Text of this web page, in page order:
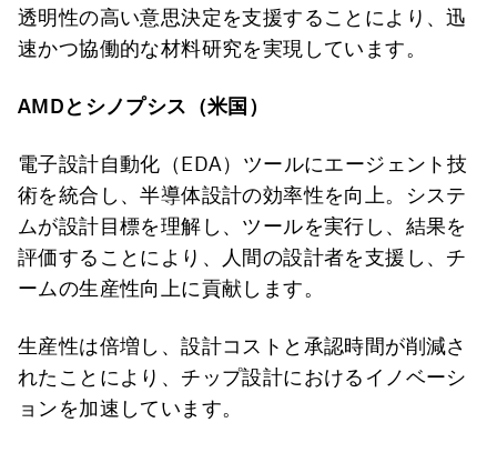
透明性の高い意思決定を支援することにより、迅
速かつ協働的な材料研究を実現しています。
AMDとシノプシス（米国）
電子設計自動化（EDA）ツールにエージェント技
術を統合し、半導体設計の効率性を向上。システ
ムが設計目標を理解し、ツールを実行し、結果を
評価することにより、人間の設計者を支援し、チ
ームの生産性向上に貢献します。
生産性は倍増し、設計コストと承認時間が削減さ
れたことにより、チップ設計におけるイノベーシ
ョンを加速しています。